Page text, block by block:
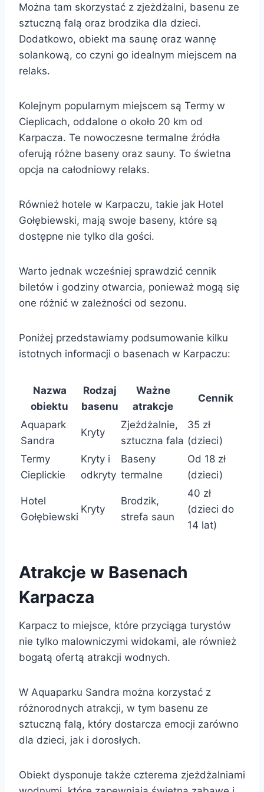
Można tam skorzystać z zjeżdżalni, basenu ze
sztuczną falą oraz brodzika dla dzieci.
Dodatkowo, obiekt ma saunę oraz wannę
solankową, co czyni go idealnym miejscem na
relaks.
Kolejnym popularnym miejscem są Termy w
Cieplicach, oddalone o około 20 km od
Karpacza. Te nowoczesne termalne źródła
oferują różne baseny oraz sauny. To świetna
opcja na całodniowy relaks.
Również hotele w Karpaczu, takie jak Hotel
Gołębiewski, mają swoje baseny, które są
dostępne nie tylko dla gości.
Warto jednak wcześniej sprawdzić cennik
biletów i godziny otwarcia, ponieważ mogą się
one różnić w zależności od sezonu.
Poniżej przedstawiamy podsumowanie kilku
istotnych informacji o basenach w Karpaczu:
Nazwa
obiektu
Rodzaj
basenu
Ważne
atrakcje
Cennik
Aquapark
Sandra
Kryty
Zjeżdżalnie,
sztuczna fala
35 zł
(dzieci)
Termy
Cieplickie
Kryty i
odkryty
Baseny
termalne
Od 18 zł
(dzieci)
Hotel
Gołębiewski
Kryty
Brodzik,
strefa saun
40 zł
(dzieci do
14 lat)
Atrakcje w Basenach
Karpacza
Karpacz to miejsce, które przyciąga turystów
nie tylko malowniczymi widokami, ale również
bogatą ofertą atrakcji wodnych.
W Aquaparku Sandra można korzystać z
różnorodnych atrakcji, w tym basenu ze
sztuczną falą, który dostarcza emocji zarówno
dla dzieci, jak i dorosłych.
Obiekt dysponuje także czterema zjeżdżalniami